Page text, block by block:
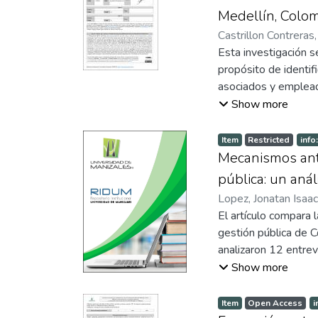
encuestas
disposición hacia la
clave y limitaciones
en eventos
estratégico sobre
adoptada
competencias
Medellín,
Castrillon Contreras,
Esta investigación
propósito de
asociados y
mayores de edad,
obtenidos,
y empleados en
También
motivación, además
contribuyó al
formulación de
extrínseca de los
humano, promover
compromiso laboral
Show more
Item Restricted
Mecanismos
pública: un
Lopez, Jonatan Isaac
El artículo compara
gestión pública de
analizaron 12
normativos e
palabras y
Show more
Item Open Access